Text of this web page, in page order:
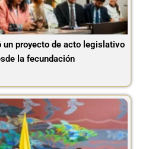
un proyecto de acto legislativo
la fecundación